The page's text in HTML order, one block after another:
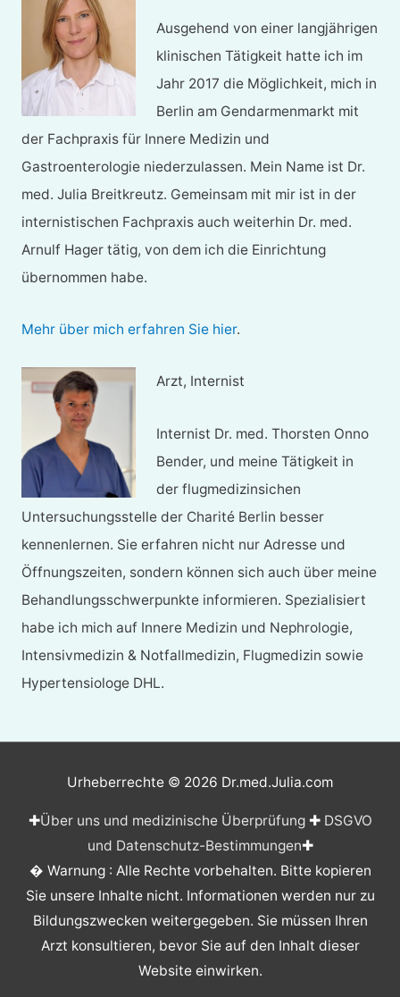
Ausgehend von einer langjährigen
klinischen Tätigkeit hatte ich im
Jahr 2017 die Möglichkeit, mich in
Berlin am Gendarmenmarkt mit
der Fachpraxis für Innere Medizin und
Gastroenterologie niederzulassen. Mein Name ist Dr.
med. Julia Breitkreutz. Gemeinsam mit mir ist in der
internistischen Fachpraxis auch weiterhin Dr. med.
Arnulf Hager tätig, von dem ich die Einrichtung
übernommen habe.
Mehr über mich erfahren Sie hier.
Arzt, Internist
Internist Dr. med. Thorsten Onno
Bender, und meine Tätigkeit in
der flugmedizinsichen
Untersuchungsstelle der Charité Berlin besser
kennenlernen. Sie erfahren nicht nur Adresse und
Öffnungszeiten, sondern können sich auch über meine
Behandlungsschwerpunkte informieren. Spezialisiert
habe ich mich auf Innere Medizin und Nephrologie,
Intensivmedizin & Notfallmedizin, Flugmedizin sowie
Hypertensiologe DHL.
Urheberrechte © 2026 Dr.med.Julia.com
✚Über uns und medizinische Überprüfung✚ DSGVO
und Datenschutz-Bestimmungen✚
� Warnung : Alle Rechte vorbehalten. Bitte kopieren
Sie unsere Inhalte nicht. Informationen werden nur zu
Bildungszwecken weitergegeben. Sie müssen Ihren
Arzt konsultieren, bevor Sie auf den Inhalt dieser
Website einwirken.